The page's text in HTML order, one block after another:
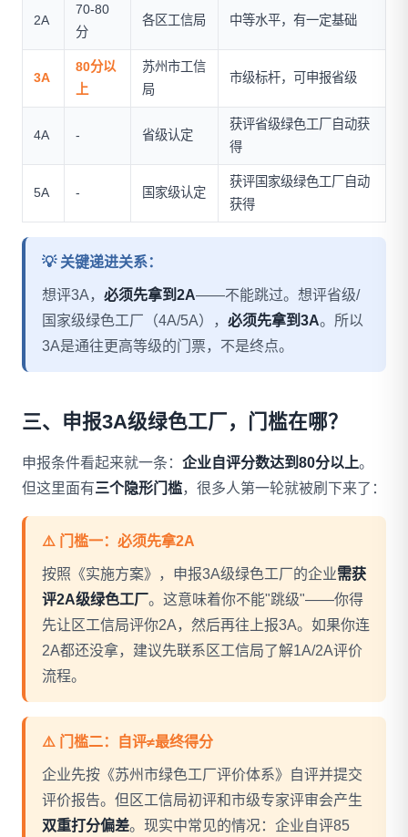
2A
70-80
分
各区工信局 中等水平，有一定基础
3A
80分以
上
苏州市工信
局
市级标杆，可申报省级
4A - 省级认定
获评省级绿色工厂自动获
得
5A - 国家级认定
获评国家级绿色工厂自动
获得
💡 关键递进关系：
想评3A， 必须先拿到2A——不能跳过。想评省级/
国家级绿色工厂（4A/5A）， 必须先拿到3A。所以
3A是通往更高等级的门票，不是终点。
三、申报3A级绿色工厂，门槛在哪？
申报条件看起来就一条： 企业自评分数达到80分以上。
但这里面有三个隐形门槛，很多人第一轮就被刷下来了：
⚠️ 门槛一：必须先拿2A
按照《实施方案》，申报3A级绿色工厂的企业需获
评2A级绿色工厂。这意味着你不能"跳级"——你得
先让区工信局评你2A，然后再往上报3A。如果你连
2A都还没拿，建议先联系区工信局了解1A/2A评价
流程。
⚠️ 门槛二：自评≠最终得分
企业先按《苏州市绿色工厂评价体系》自评并提交
评价报告。但区工信局初评和市级专家评审会产生
双重打分偏差。现实中常见的情况：企业自评85